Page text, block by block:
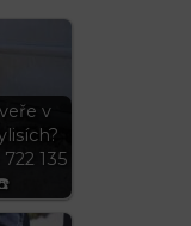
v
135